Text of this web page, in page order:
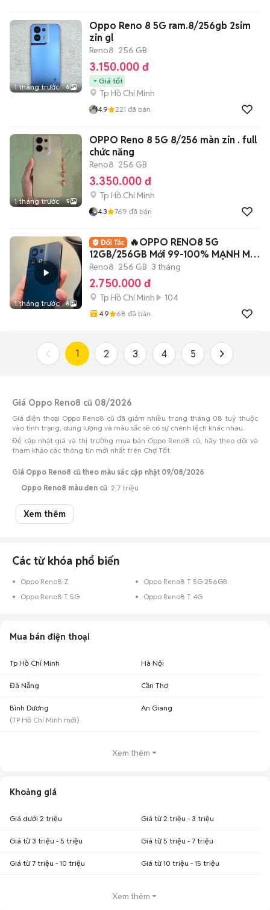
1 tháng trước 6
Oppo Reno 8 5G ram.8/256gb 2sim
zin gl
Reno8 256 GB
3.150.000 đ
Giá tốt
Tp Hồ Chí Minh
4.9 221 đã bán
1 tháng trước 5
OPPO Reno 8 5G 8/256 màn zin . full
chức năng
Reno8 256 GB
3.350.000 đ
Tp Hồ Chí Minh
4.3 769 đã bán
1 tháng trước 6
🔥OPPO RENO8 5G
12GB/256GB Mới 99-100% MẠNH MẼ
🔥
Reno8 256 GB 3 tháng
2.750.000 đ
Tp Hồ Chí Minh 104
4.9 68 đã bán
1 2 3 4 5
Giá Oppo Reno8 cũ 08/2026
Giá điện thoại Oppo Reno8 cũ đã giảm nhiều trong tháng 08 tuỳ thuộc
vào tình trạng, dung lượng và màu sắc sẽ có sự chênh lệch khác nhau.
Để cập nhật giá và thị trường mua bán Oppo Reno8 cũ, hãy theo dõi và
tham khảo các thông tin mới nhất trên Chợ Tốt.
Giá Oppo Reno8 cũ theo màu sắc cập nhật 09/08/2026
Oppo Reno8 màu đen cũ: 2,7 triệu
Oppo Reno8 màu vàng cũ
Oppo Reno8 màu trắng cũ
giúp người dùng dễ dàng tìm kiếm và so sánh giá cả.
Oppo Reno8 giá 2 - 3 triệu
Oppo Reno8 giá dưới 2 triệu
: 11 điện thoại
Chợ Tốt - Nơi mua bán Oppo Reno8 cũ giá tốt nhất!
Xem thêm
Các từ khóa phổ biến
Oppo Reno8 Z
Oppo Reno8 T 5G 256GB
Oppo Reno8 T 5G
Oppo Reno8 T 4G
Mua bán điện thoại
Tp Hồ Chí Minh Hà Nội
Đà Nẵng Cần Thơ
Bình Dương
(TP Hồ Chí Minh mới)
An Giang
Xem thêm
Khoảng giá
Giá dưới 2 triệu Giá từ 2 triệu - 3 triệu
Giá từ 3 triệu - 5 triệu Giá từ 5 triệu - 7 triệu
Giá từ 7 triệu - 10 triệu Giá từ 10 triệu - 15 triệu
Xem thêm